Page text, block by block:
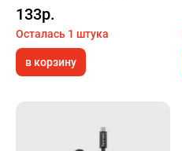
133р.
Осталась 1 штука
в корзину